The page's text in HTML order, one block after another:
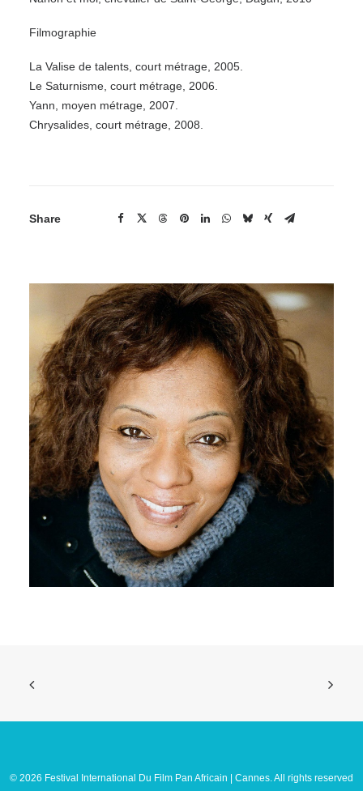
Filmographie
La Valise de talents, court métrage, 2005.
Le Saturnisme, court métrage, 2006.
Yann, moyen métrage, 2007.
Chrysalides, court métrage, 2008.
Share
© 2026 Festival International Du Film Pan Africain | Cannes. All rights reserved